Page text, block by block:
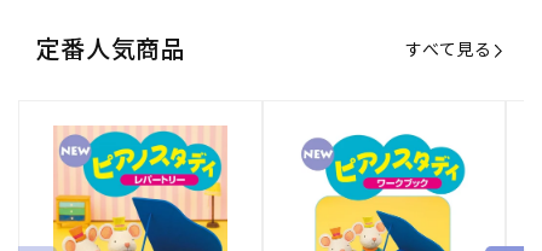
定番人気商品 すべて見る